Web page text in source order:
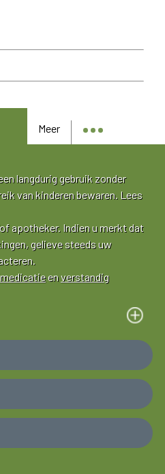
Meer
langdurig gebruik zonder
van kinderen bewaren. Lees
apotheker. Indien u merkt dat
gelieve steeds uw
enverstandig